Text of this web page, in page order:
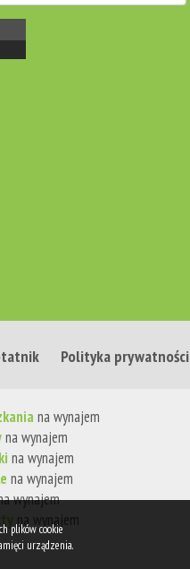
Polityka prywatności
na wynajem
na wynajem
na wynajem
na wynajem
wynajem
na wynajem
plików cookie
urządzenia.